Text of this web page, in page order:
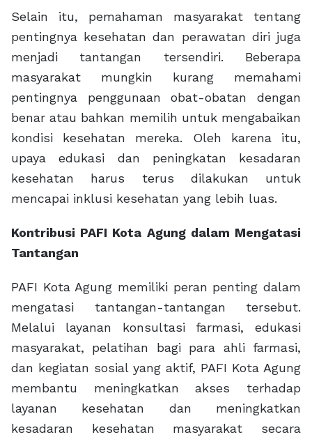
Selain itu, pemahaman masyarakat tentang
pentingnya kesehatan dan perawatan diri juga
menjadi tantangan tersendiri. Beberapa
masyarakat mungkin kurang memahami
pentingnya penggunaan obat-obatan dengan
benar atau bahkan memilih untuk mengabaikan
kondisi kesehatan mereka. Oleh karena itu,
upaya edukasi dan peningkatan kesadaran
kesehatan harus terus dilakukan untuk
mencapai inklusi kesehatan yang lebih luas.
Kontribusi PAFI Kota Agung dalam Mengatasi
Tantangan
PAFI Kota Agung memiliki peran penting dalam
mengatasi tantangan-tantangan tersebut.
Melalui layanan konsultasi farmasi, edukasi
masyarakat, pelatihan bagi para ahli farmasi,
dan kegiatan sosial yang aktif, PAFI Kota Agung
membantu meningkatkan akses terhadap
layanan kesehatan dan meningkatkan
kesadaran kesehatan masyarakat secara